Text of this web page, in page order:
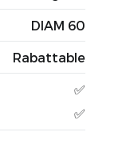
DIAM 60
Rabattable
✅
✅